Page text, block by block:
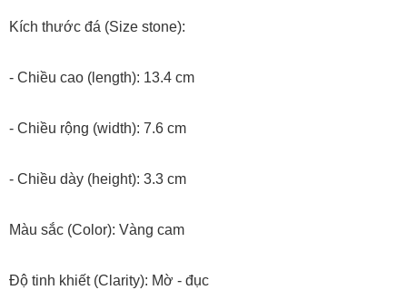
Kích thước đá (Size stone):
- Chiều cao (length): 13.4 cm
- Chiều rộng (width): 7.6 cm
- Chiều dày (height): 3.3 cm
Màu sắc (Color): Vàng cam
Độ tinh khiết (Clarity): Mờ - đục